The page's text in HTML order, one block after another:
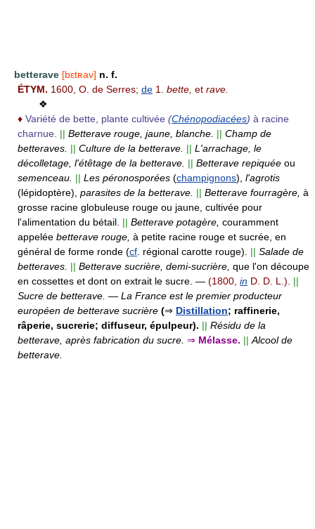
betterave [bɛtʀav] n. f.
ÉTYM. 1600, O. de Serres; de 1. bette, et rave.
❖
♦ Variété de bette, plante cultivée (Chénopodiacées) à racine
charnue. || Betterave rouge, jaune, blanche. || Champ de
betteraves. || Culture de la betterave. || L'arrachage, le
décolletage, l'étêtage de la betterave. || Betterave repiquée ou
semenceau. || Les péronosporées (champignons), l'agrotis
(lépidoptère), parasites de la betterave. || Betterave fourragère, à
grosse racine globuleuse rouge ou jaune, cultivée pour
l'alimentation du bétail. || Betterave potagère, couramment
appelée betterave rouge, à petite racine rouge et sucrée, en
général de forme ronde (cf . régional carotte rouge). || Salade de
betteraves. || Betterave sucrière, demi-sucrière, que l'on découpe
en cossettes et dont on extrait le sucre. — (1800, in D. D. L.).
||
Sucre de betterave. — La France est le premier producteur
européen de betterave sucrière (⇒ Distillation; raffinerie,
râperie, sucrerie; diffuseur, épulpeur). || Résidu de la
betterave, après fabrication du sucre. ⇒ Mélasse. || Alcool de
betterave.